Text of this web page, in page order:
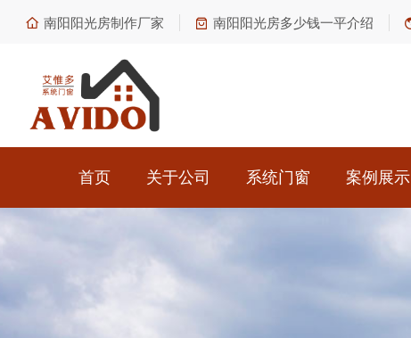
南阳阳光房制作厂家 南阳阳光房多少钱一平介绍
首页 关于公司 系统门窗 案例展示